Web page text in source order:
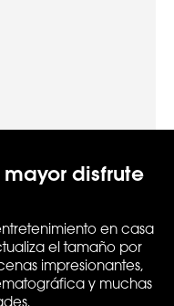
disfrute
en casa
el tamaño por
impresionantes,
y muchas